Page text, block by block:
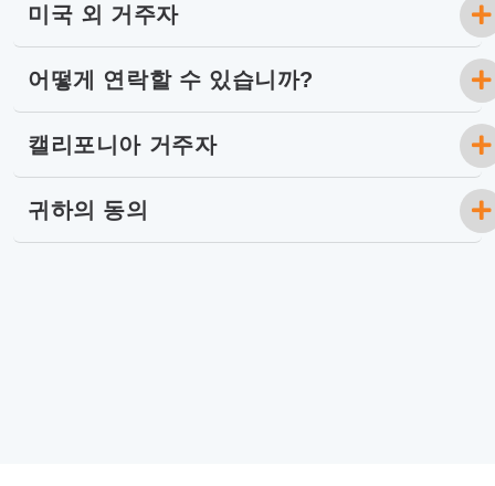
미국 외 거주자
어떻게 연락할 수 있습니까?
캘리포니아 거주자
귀하의 동의